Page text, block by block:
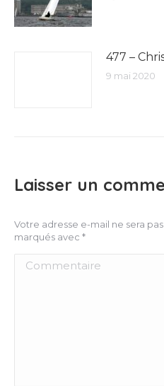
477 –
9 mai 2020
Laisser un
Votre adresse e-mail ne sera
marqués avec *
Commentaire